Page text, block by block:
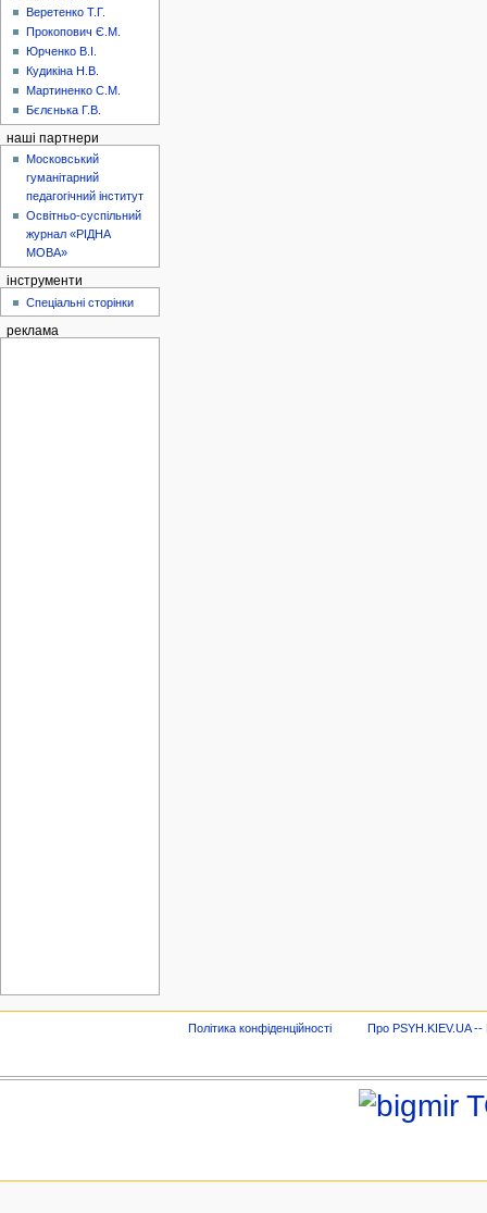
Веретенко Т.Г.
Прокопович Є.М.
Юрченко В.І.
Кудикіна Н.В.
Мартиненко С.М.
Бєлєнька Г.В.
наші партнери
Московський
гуманітарний
педагогічний інститут
Освітньо-суспільний
журнал «РІДНА
МОВА»
інструменти
Спеціальні сторінки
реклама
Політика конфіденційності Про PSYH.KIEV.UA --